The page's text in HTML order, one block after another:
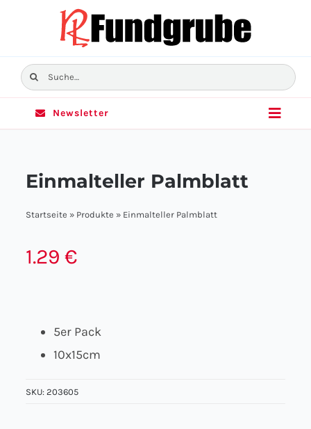
Suche
nach:
Toggle
Über uns
Newsletter
Einmalteller Palmblatt
Startseite » Produkte » Einmalteller Palmblatt
1.29€
5er Pack
10x15cm
SKU:203605